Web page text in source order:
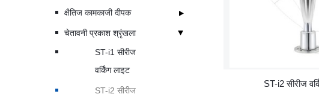
क्षैतिज कामकाजी दीपक
चेतावनी प्रकाश श्रृंखला
ST-i1 सीरीज
वर्किंग लाइट
ST-i2 सीरीज
ST-i2 सीरीज